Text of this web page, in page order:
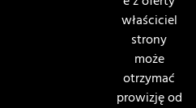
właściciel
strony
może
otrzymać
prowizję od